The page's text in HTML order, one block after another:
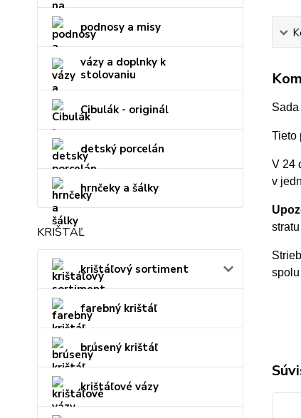
podnosy a misy
vázy a doplnky k
stolovaniu
Cibulák - originál
detský porcelán
hrnčeky a šálky
KRIŠTÁĽ
krištáľový sortiment
farebný krištáľ
brúsený krištáľ
krištáľové vázy
Tieto
V 24
v